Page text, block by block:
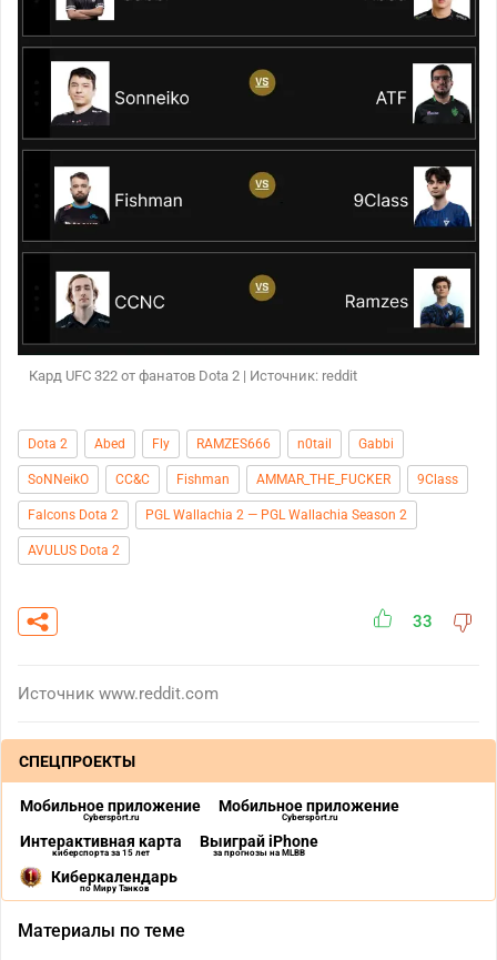
Кард UFC 322 от фанатов Dota 2 | Источник: reddit
Dota 2 Abed Fly RAMZES666 n0tail Gabbi
SoNNeikO CC&C Fishman AMMAR_THE_FUCKER 9Class
Falcons Dota 2 PGL Wallachia 2 — PGL Wallachia Season 2
AVULUS Dota 2
33
Источник www.reddit.com
СПЕЦПРОЕКТЫ
Мобильное приложение
Cybersport.ru
Мобильное приложение
Cybersport.ru
Интерактивная карта
киберспорта за 15 лет
Выиграй iPhone
за прогнозы на MLBB
Киберкалендарь
по Миру Танков
Материалы по теме